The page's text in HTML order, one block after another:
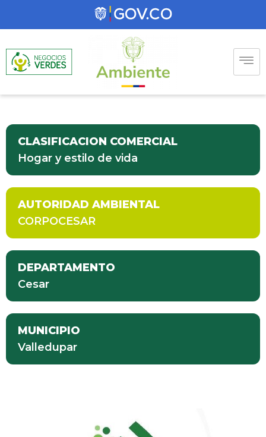
CLASIFICACION COMERCIAL
Hogar y estilo de vida
AUTORIDAD AMBIENTAL
CORPOCESAR
DEPARTAMENTO
Cesar
MUNICIPIO
Valledupar